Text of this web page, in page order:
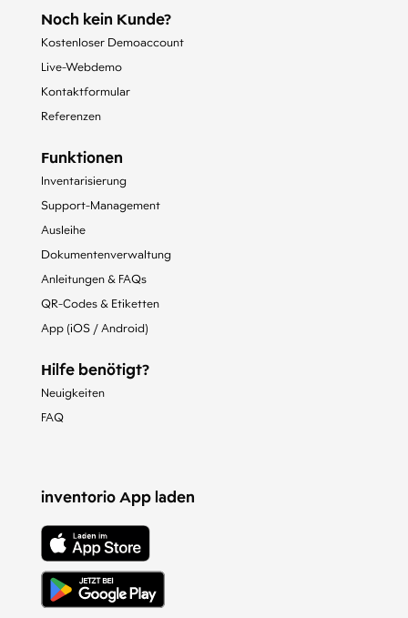
Noch kein Kunde?
Kostenloser Demoaccount
Live-Webdemo
Kontaktformular
Referenzen
Funktionen
Inventarisierung
Support-Management
Ausleihe
Dokumentenverwaltung
Anleitungen & FAQs
QR-Codes & Etiketten
App (iOS / Android)
Hilfe benötigt?
Neuigkeiten
FAQ
inventorio App laden